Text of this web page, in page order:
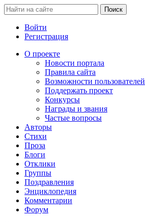
Войти
Регистрация
О проекте
Новости портала
Правила сайта
Возможности пользователей
Поддержать проект
Конкурсы
Награды и звания
Частые вопросы
Авторы
Стихи
Проза
Блоги
Отклики
Группы
Поздравления
Энциклопедия
Комментарии
Форум